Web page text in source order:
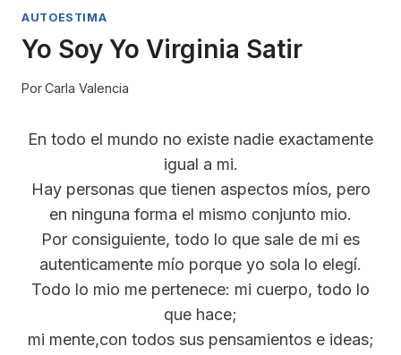
AUTOESTIMA
Yo Soy Yo Virginia Satir
PorCarla Valencia
En todo el mundo no existe nadie exactamente
igual a mi.
Hay personas que tienen aspectos míos, pero
en ninguna forma el mismo conjunto mio.
Por consiguiente, todo lo que sale de mi es
autenticamente mío porque yo sola lo elegí.
Todo lo mio me pertenece: mi cuerpo, todo lo
que hace;
mi mente,con todos sus pensamientos e ideas;